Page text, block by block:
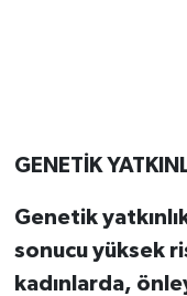
GENETİK
Genetik
sonucu yüksek
kadınlarda,